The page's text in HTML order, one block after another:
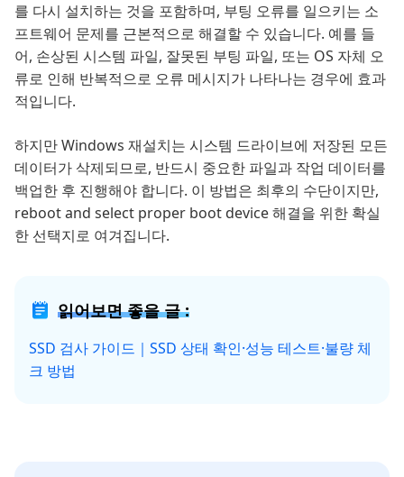
를 다시 설치하는 것을 포함하며, 부팅 오류를 일으키는 소
프트웨어 문제를 근본적으로 해결할 수 있습니다. 예를 들
어, 손상된 시스템 파일, 잘못된 부팅 파일, 또는 OS 자체 오
류로 인해 반복적으로 오류 메시지가 나타나는 경우에 효과
적입니다.
하지만 Windows 재설치는 시스템 드라이브에 저장된 모든
데이터가 삭제되므로, 반드시 중요한 파일과 작업 데이터를
백업한 후 진행해야 합니다. 이 방법은 최후의 수단이지만,
reboot and select proper boot device 해결을 위한 확실
한 선택지로 여겨집니다.
읽어보면 좋을 글 :
SSD 검사 가이드｜SSD 상태 확인·성능 테스트·불량 체
크 방법